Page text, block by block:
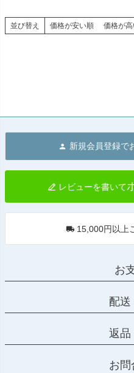
並び替え 価格が安い順 価格が
新規会員登録で
レビューを書いて
15,000円以上
お
配送
返品
お問